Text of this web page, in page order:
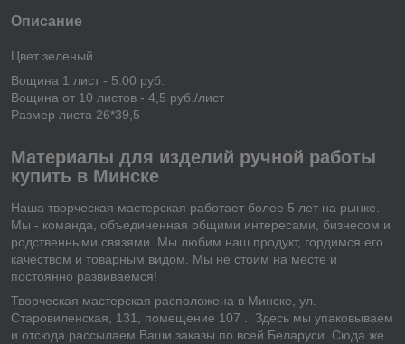
Описание
Цвет зеленый
Вощина 1 лист - 5.00 руб.
Вощина от 10 листов - 4,5 руб./лист
Размер листа 26*39,5
Материалы для изделий ручной работы
купить в Минске
Наша творческая мастерская работает более 5 лет на рынке.
Мы - команда, объединенная общими интересами, бизнесом и
родственными связями. Мы любим наш продукт, гордимся его
качеством и товарным видом. Мы не стоим на месте и
постоянно развиваемся!
Творческая мастерская расположена в Минске, ул.
Старовиленская, 131, помещение 107 . Здесь мы упаковываем
и отсюда рассылаем Ваши заказы по всей Беларуси. Сюда же